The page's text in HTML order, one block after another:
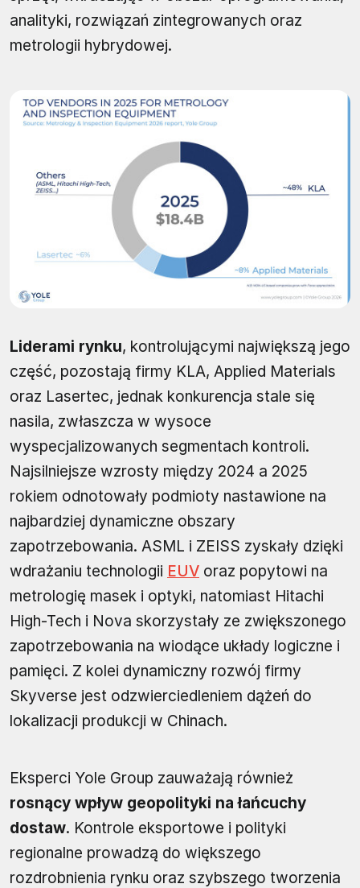
analityki, rozwiązań zintegrowanych oraz
metrologii hybrydowej.
Liderami rynku, kontrolującymi największą jego
część, pozostają firmy KLA, Applied Materials
oraz Lasertec, jednak konkurencja stale się
nasila, zwłaszcza w wysoce
wyspecjalizowanych segmentach kontroli.
Najsilniejsze wzrosty między 2024 a 2025
rokiem odnotowały podmioty nastawione na
najbardziej dynamiczne obszary
zapotrzebowania. ASML i ZEISS zyskały dzięki
wdrażaniu technologii EUV oraz popytowi na
metrologię masek i optyki, natomiast Hitachi
High-Tech i Nova skorzystały ze zwiększonego
zapotrzebowania na wiodące układy logiczne i
pamięci. Z kolei dynamiczny rozwój firmy
Skyverse jest odzwierciedleniem dążeń do
lokalizacji produkcji w Chinach.
Eksperci Yole Group zauważają również
rosnący wpływ geopolityki na łańcuchy
dostaw. Kontrole eksportowe i polityki
regionalne prowadzą do większego
rozdrobnienia rynku oraz szybszego tworzenia